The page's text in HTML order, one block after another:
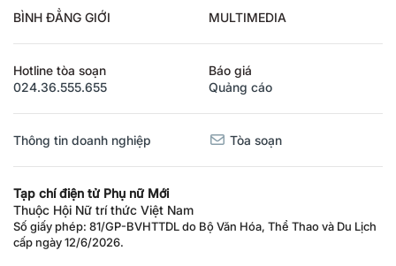
BÌNH ĐẲNG GIỚI MULTIMEDIA
Hotline tòa soạn
024.36.555.655
Báo giá
Quảng cáo
Thông tin doanh nghiệp Tòa soạn
Tạp chí điện tử Phụ nữ Mới
Thuộc Hội Nữ trí thức Việt Nam
Số giấy phép: 81/GP-BVHTTDL do Bộ Văn Hóa, Thể Thao và Du Lịch
cấp ngày 12/6/2026.